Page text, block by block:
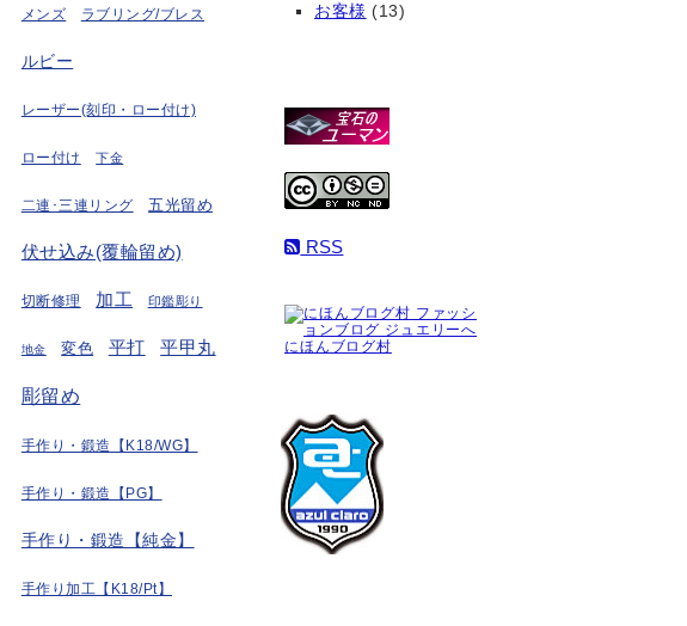
メンズ ラブリング/ブレス
ルビー
レーザー(刻印・ロー付け)
ロー付け 下金
二連･三連リング 五光留め
伏せ込み(覆輪留め)
切断修理 加工 印鑑彫り
地金 変色 平打 平甲丸
彫留め
手作り・鍛造【K18/WG】
手作り・鍛造【PG】
手作り・鍛造【純金】
手作り加工【K18/Pt】
お客様 (13)
RSS
にほんブログ村